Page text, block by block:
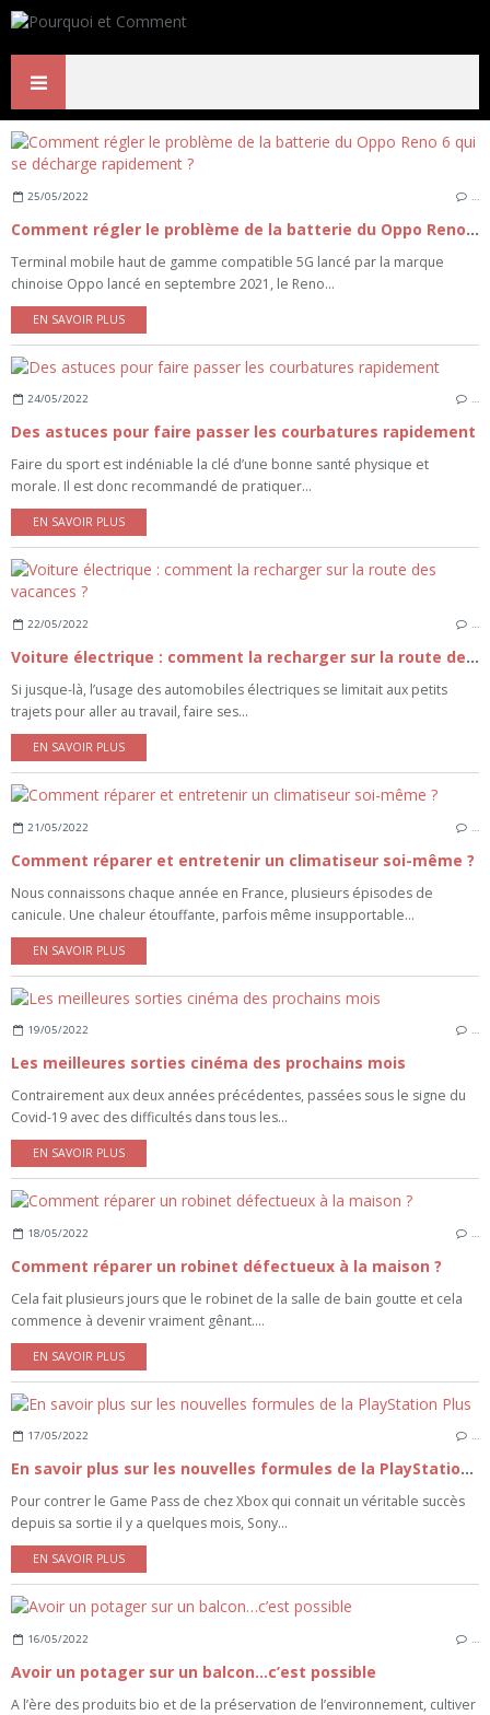
25/05/2022 …
Comment régler le problème de la batterie du Oppo Reno 6 qui se décharge rapidement ?
Terminal mobile haut de gamme compatible 5G lancé par la marque
chinoise Oppo lancé en septembre 2021, le Reno...
EN SAVOIR PLUS
24/05/2022 …
Des astuces pour faire passer les courbatures rapidement
Faire du sport est indéniable la clé d’une bonne santé physique et
morale. Il est donc recommandé de pratiquer...
EN SAVOIR PLUS
22/05/2022 …
Voiture électrique : comment la recharger sur la route des vacances ?
Si jusque-là, l’usage des automobiles électriques se limitait aux petits
trajets pour aller au travail, faire ses...
EN SAVOIR PLUS
21/05/2022
Comment réparer et entretenir un climatiseur soi-même ?
Nous connaissons chaque année en France, plusieurs épisodes de
canicule. Une chaleur étouffante, parfois même insupportable...
EN SAVOIR PLUS
19/05/2022 …
Les meilleures sorties cinéma des prochains mois
Contrairement aux deux années précédentes, passées sous le signe du
Covid-19 avec des difficultés dans tous les...
EN SAVOIR PLUS
18/05/2022 …
Comment réparer un robinet défectueux à la maison ?
Cela fait plusieurs jours que le robinet de la salle de bain goutte et cela
commence à devenir vraiment gênant....
EN SAVOIR PLUS
17/05/2022 …
En savoir plus sur les nouvelles formules de la PlayStation Plus
Pour contrer le Game Pass de chez Xbox qui connait un véritable succès
depuis sa sortie il y a quelques mois, Sony...
EN SAVOIR PLUS
16/05/2022 …
Avoir un potager sur un balcon…c’est possible
A l’ère des produits bio et de la préservation de l’environnement, cultiver